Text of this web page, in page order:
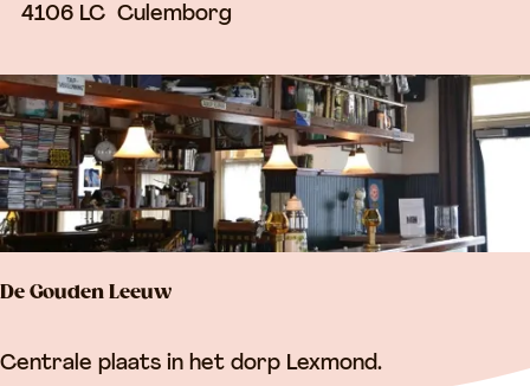
n
d
e
L
e
4106 LC Culemborg
De Gouden Leeuw
D
Centrale plaats in het dorp Lexmond.